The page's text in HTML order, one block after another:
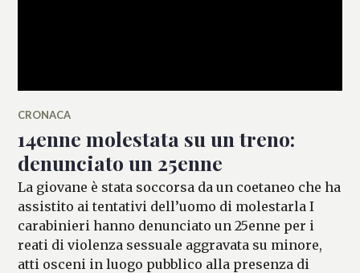
CRONACA
14enne molestata su un treno:
denunciato un 25enne
La giovane è stata soccorsa da un coetaneo che ha
assistito ai tentativi dell’uomo di molestarla I
carabinieri hanno denunciato un 25enne per i
reati di violenza sessuale aggravata su minore,
atti osceni in luogo pubblico alla presenza di